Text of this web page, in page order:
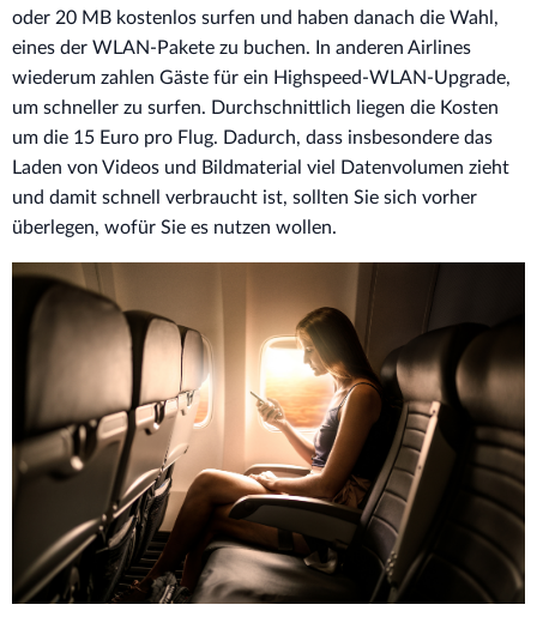
oder 20 MB kostenlos surfen und haben danach die Wahl,
eines der WLAN-Pakete zu buchen. In anderen Airlines
wiederum zahlen Gäste für ein Highspeed-WLAN-Upgrade,
um schneller zu surfen. Durchschnittlich liegen die Kosten
um die 15 Euro pro Flug. Dadurch, dass insbesondere das
Laden von Videos und Bildmaterial viel Datenvolumen zieht
und damit schnell verbraucht ist, sollten Sie sich vorher
überlegen, wofür Sie es nutzen wollen.